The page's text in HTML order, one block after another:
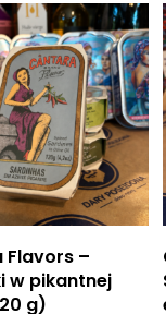
do koszyka
Flavors –
w pikantnej
g)